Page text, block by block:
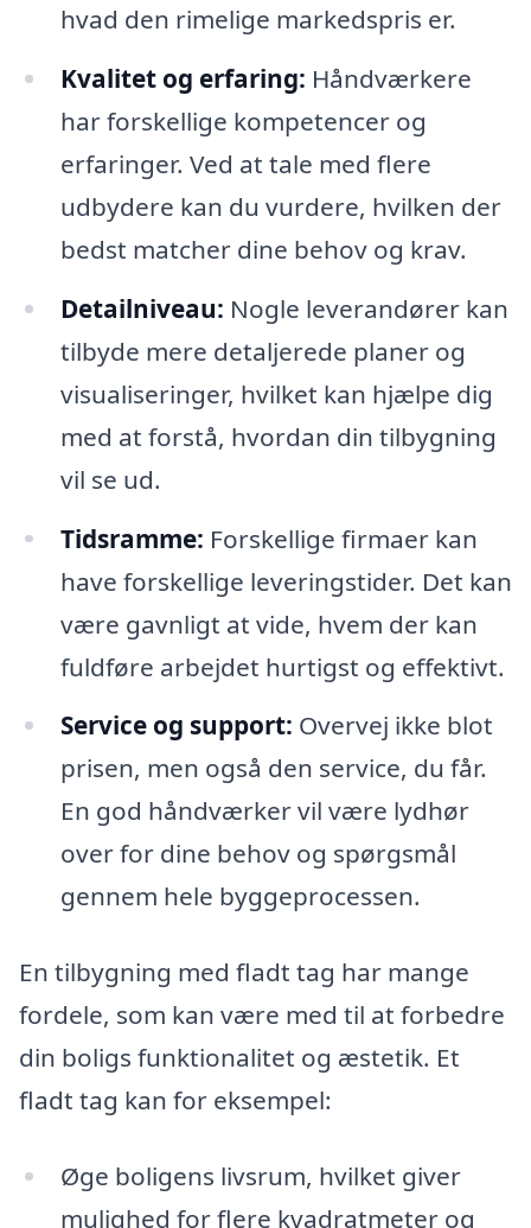
hvad den rimelige markedspris er.
Kvalitet og erfaring: Håndværkere
har forskellige kompetencer og
erfaringer. Ved at tale med flere
udbydere kan du vurdere, hvilken der
bedst matcher dine behov og krav.
Detailniveau: Nogle leverandører kan
tilbyde mere detaljerede planer og
visualiseringer, hvilket kan hjælpe dig
med at forstå, hvordan din tilbygning
vil se ud.
Tidsramme: Forskellige firmaer kan
have forskellige leveringstider. Det kan
være gavnligt at vide, hvem der kan
fuldføre arbejdet hurtigst og effektivt.
Service og support: Overvej ikke blot
prisen, men også den service, du får.
En god håndværker vil være lydhør
over for dine behov og spørgsmål
gennem hele byggeprocessen.
En tilbygning med fladt tag har mange
fordele, som kan være med til at forbedre
din boligs funktionalitet og æstetik. Et
fladt tag kan for eksempel:
Øge boligens livsrum, hvilket giver
mulighed for flere kvadratmeter og